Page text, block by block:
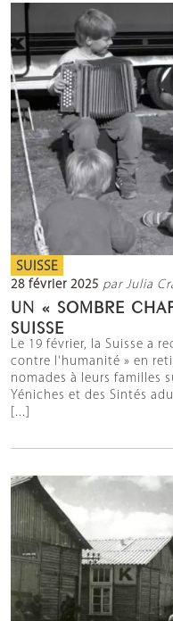
SUISSE
28 février 2025 par Julia
UN « SOMBRE
SUISSE
Le 19 février, la Suisse a
contre l'humanité » en
nomades à leurs familles
Yéniches et des Sintés
[...]